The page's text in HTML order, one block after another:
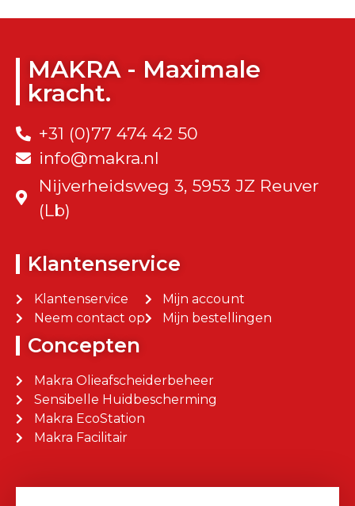
MAKRA - Maximale
kracht.
+31 (0)77 474 42 50
info@makra.nl
Nijverheidsweg 3, 5953 JZ Reuver
(Lb)
Klantenservice
Klantenservice
Neem contact op
Mijn account
Mijn bestellingen
Concepten
Makra Olieafscheiderbeheer
Sensibelle Huidbescherming
Makra EcoStation
Makra Facilitair